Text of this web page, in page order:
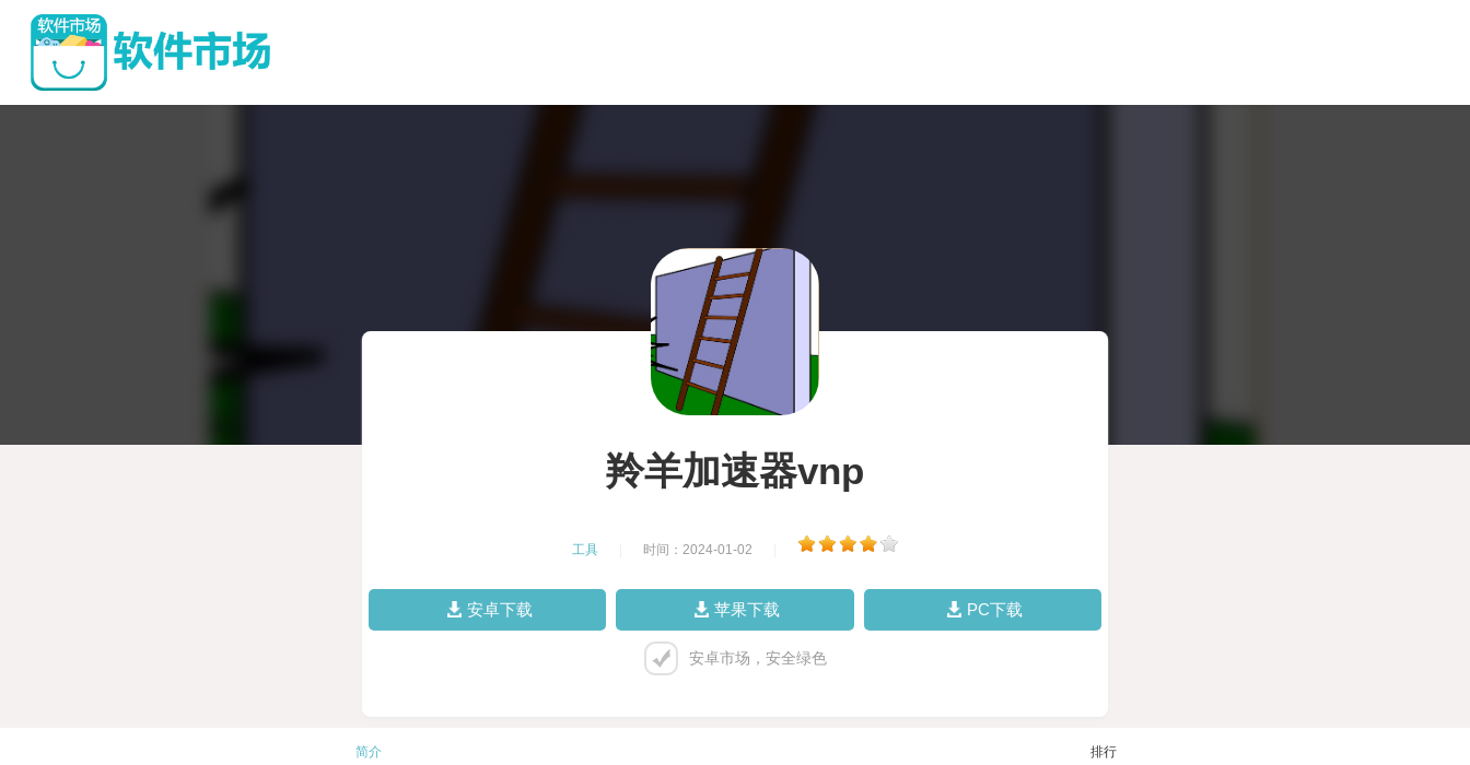
羚羊加速器vnp
工具 时间：2024-01-02
安卓下载 苹果下载 PC下载
安卓市场，安全绿色
简介 排行